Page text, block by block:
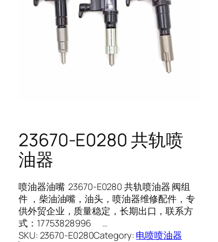
23670-E0280 共轨喷
油器
喷油器油嘴 23670-E0280 共轨喷油器 阀组
件 ，柴油油嘴，油头，喷油器维修配件，专
供外贸企业，质量稳定，长期出口，联系方
式：17753828996 …
SKU: 23670-E0280Category:电喷喷油器